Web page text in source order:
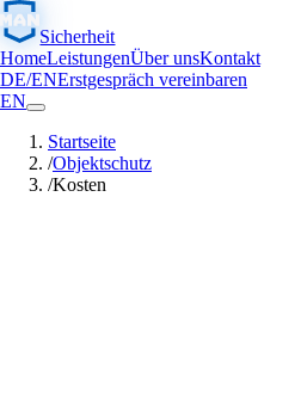
Sicherheit
HomeLeistungenÜber unsKontakt
DE/ENErstgespräch vereinbaren
EN
Startseite
/Objektschutz
/Kosten